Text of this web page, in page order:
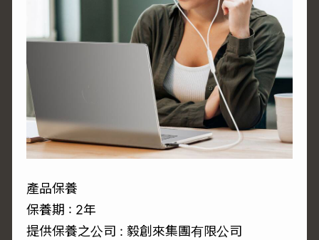
產品保養
保養期 : 2年
提供保養之公司 : 毅創來集團有限公司